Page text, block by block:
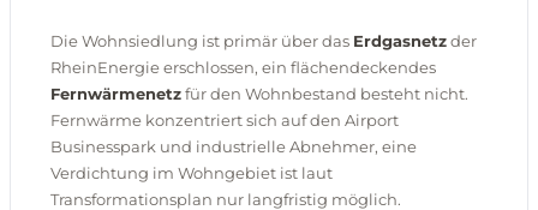
Die Wohnsiedlung ist primär über das Erdgasnetzder
RheinEnergie erschlossen, ein flächendeckendes
Fernwärmenetzfür den Wohnbestand besteht nicht.
Fernwärme konzentriert sich auf den Airport
Businesspark und industrielle Abnehmer, eine
Verdichtung im Wohngebiet ist laut
Transformationsplan nur langfristig möglich.